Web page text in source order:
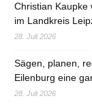
Christian Kaupke
im Landkreis
28. Juli 2026
Sägen, planen,
Eilenburg eine
28. Juli 2026